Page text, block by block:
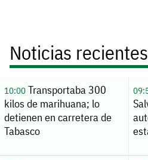
Noticias recientes
10:00Transportaba 300
kilos de marihuana; lo
detienen en carretera de
Tabasco